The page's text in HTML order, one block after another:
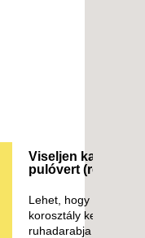
Viseljen kapucnis
pulóvert (repülőn)!
Lehet, hogy a
korosztály kedvelt
ruhadarabja azonban